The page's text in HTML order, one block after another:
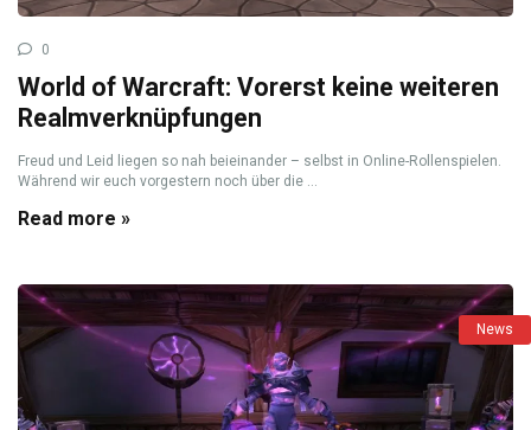
0
World of Warcraft: Vorerst keine weiteren
Realmverknüpfungen
Freud und Leid liegen so nah beieinander – selbst in Online-Rollenspielen.
Während wir euch vorgestern noch über die ...
Read more »
News